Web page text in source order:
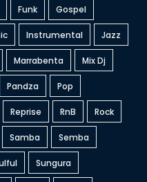
Funk Gospel
Instrumental Jazz
Marrabenta Mix Dj
Pandza Pop
Reprise RnB Rock
Samba Semba
Sungura